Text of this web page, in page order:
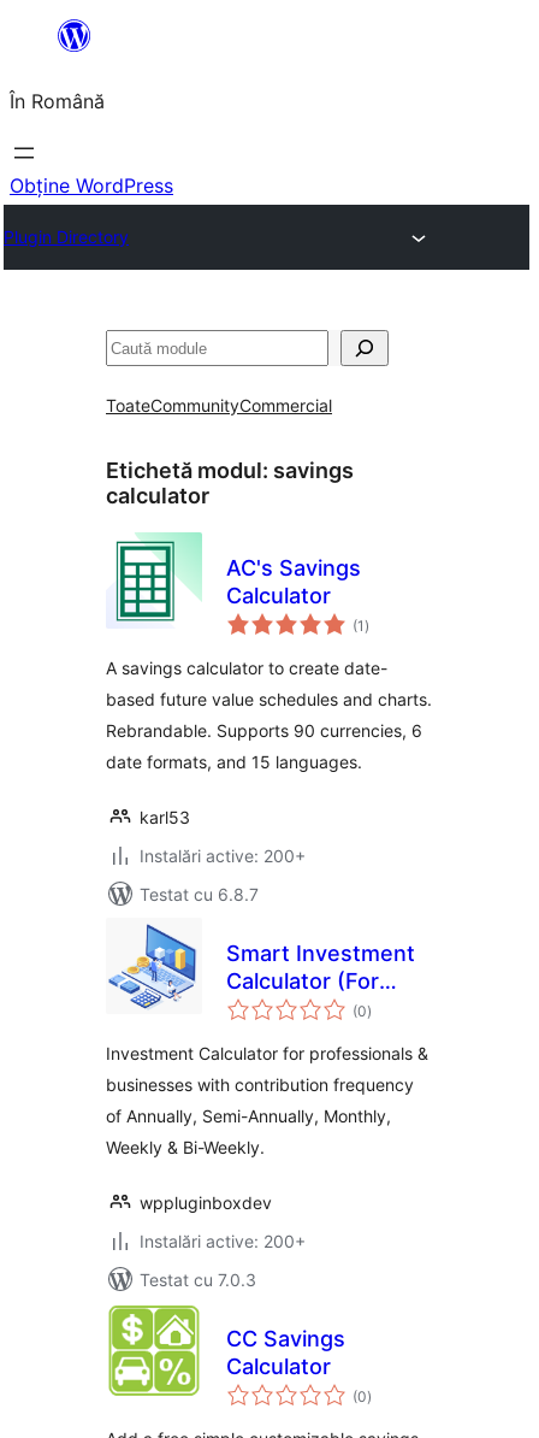
conținut
În Română
Obține WordPress
Plugin Directory
Caută
ToateCommunityCommercial
Etichetă modul: savings
calculator
AC's Savings
Calculator
(1 total
aprecieri
)
A savings calculator to create date-
based future value schedules and charts.
Rebrandable. Supports 90 currencies, 6
date formats, and 15 languages.
karl53
Instalări active: 200+
Testat cu 6.8.7
Smart Investment
Calculator (For
businesses) (0total
aprecieri
)
Investment Calculator for professionals &
businesses with contribution frequency
of Annually, Semi-Annually, Monthly,
Weekly & Bi-Weekly.
wppluginboxdev
Instalări active: 200+
Testat cu 7.0.3
CC Savings
Calculator
(0total
aprecieri
)